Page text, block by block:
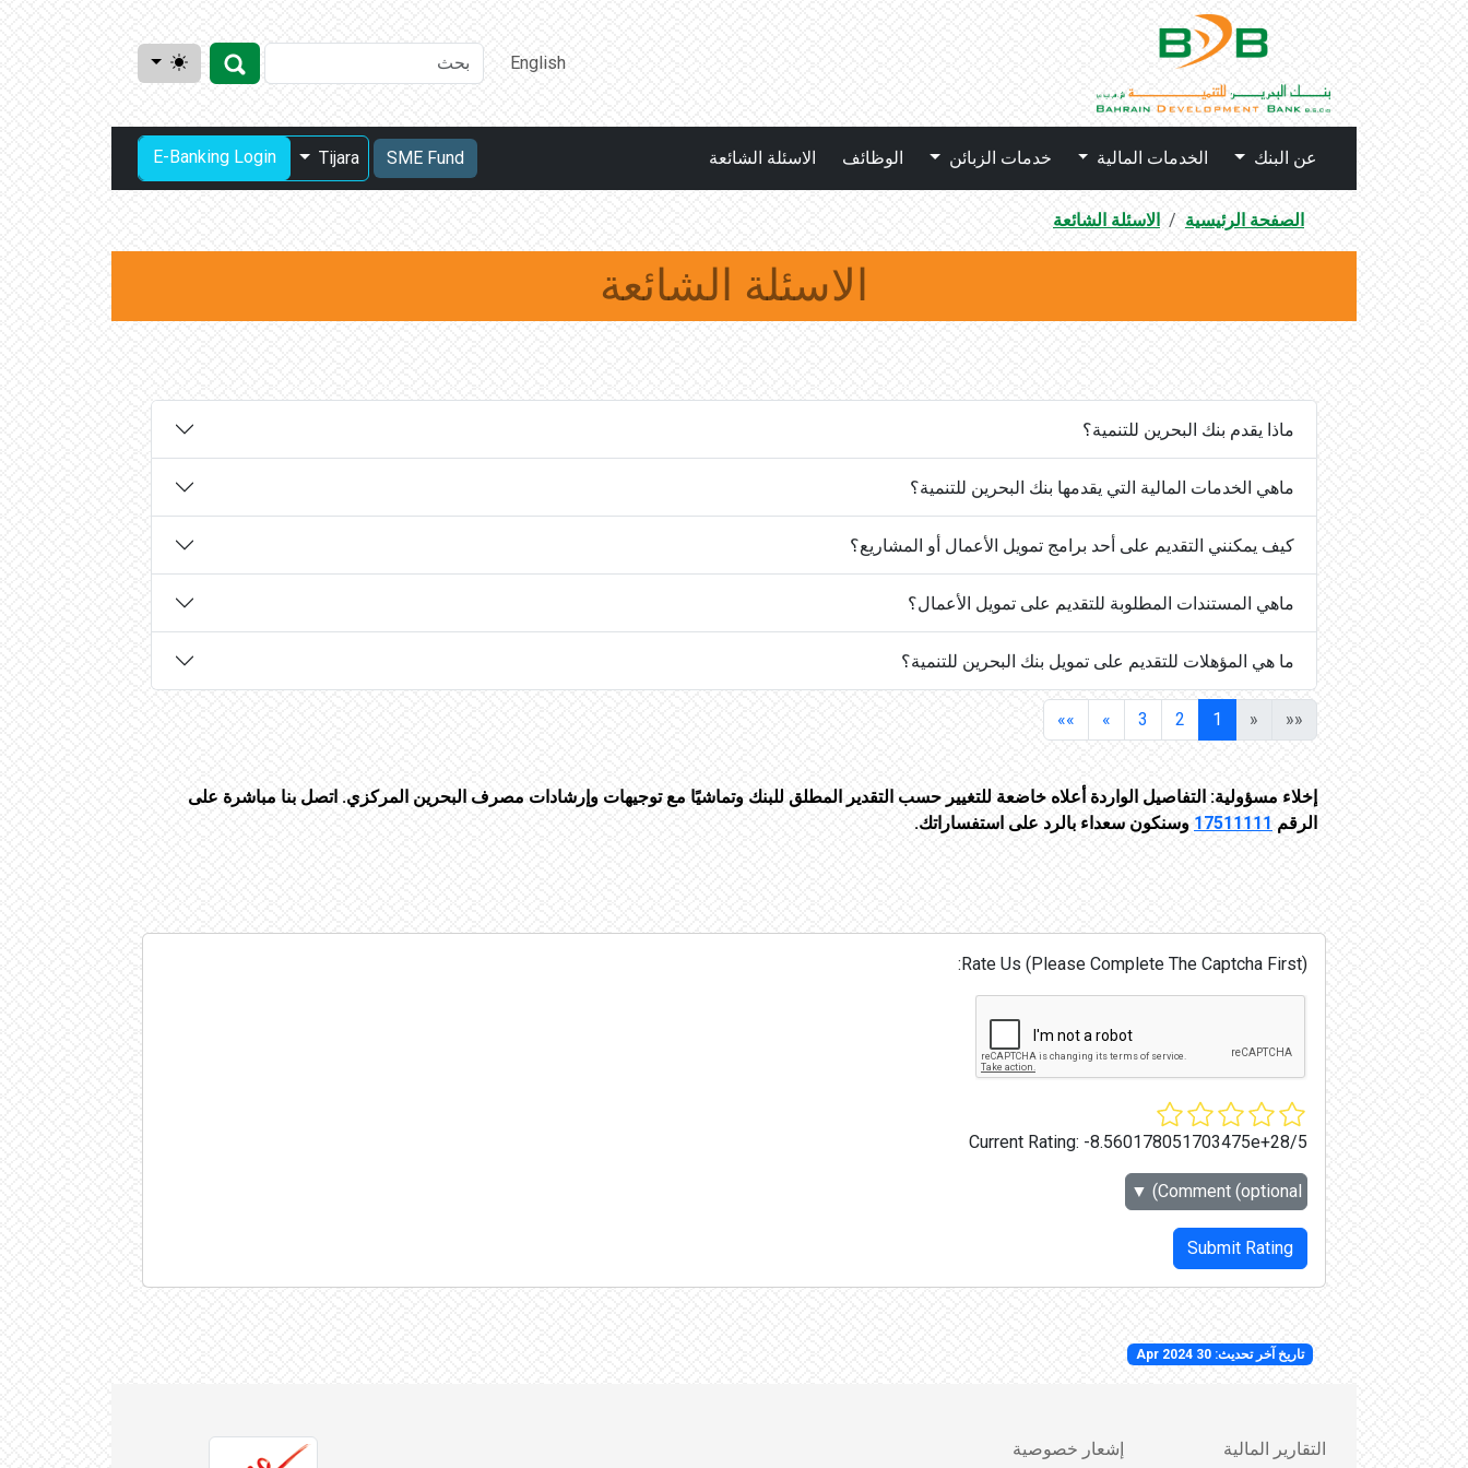
English
عن البنك الخدمات المالية خدمات الزبائن الوظائف الاسئلة الشائعة SME Fund
Tijara
E-Banking Login
الصفحة الرئيسية الاسئلة الشائعة
الاسئلة الشائعة
ماذا يقدم بنك البحرين للتنمية؟
ماهي الخدمات المالية التي يقدمها بنك البحرين للتنمية؟
كيف يمكنني التقديم على أحد برامج تمويل الأعمال أو المشاريع؟
ماهي المستندات المطلوبة للتقديم على تمويل الأعمال؟
ما هي المؤهلات للتقديم على تمويل بنك البحرين للتنمية؟
««
«
1
2
3
»
»»
إخلاء مسؤولية: التفاصيل الواردة أعلاه خاضعة للتغيير حسب التقدير المطلق للبنك وتماشيًا مع توجيهات وإرشادات مصرف البحرين المركزي. اتصل بنا مباشرة على
الرقم 17511111 وسنكون سعداء بالرد على استفساراتك.
Rate Us (Please Complete The Captcha First):
Current Rating: -8.560178051703475e+28/5
Comment (optional)
▼
Submit Rating
تاريخ آخر تحديث: 30 Apr 2024
التقارير المالية
إشعار خصوصية